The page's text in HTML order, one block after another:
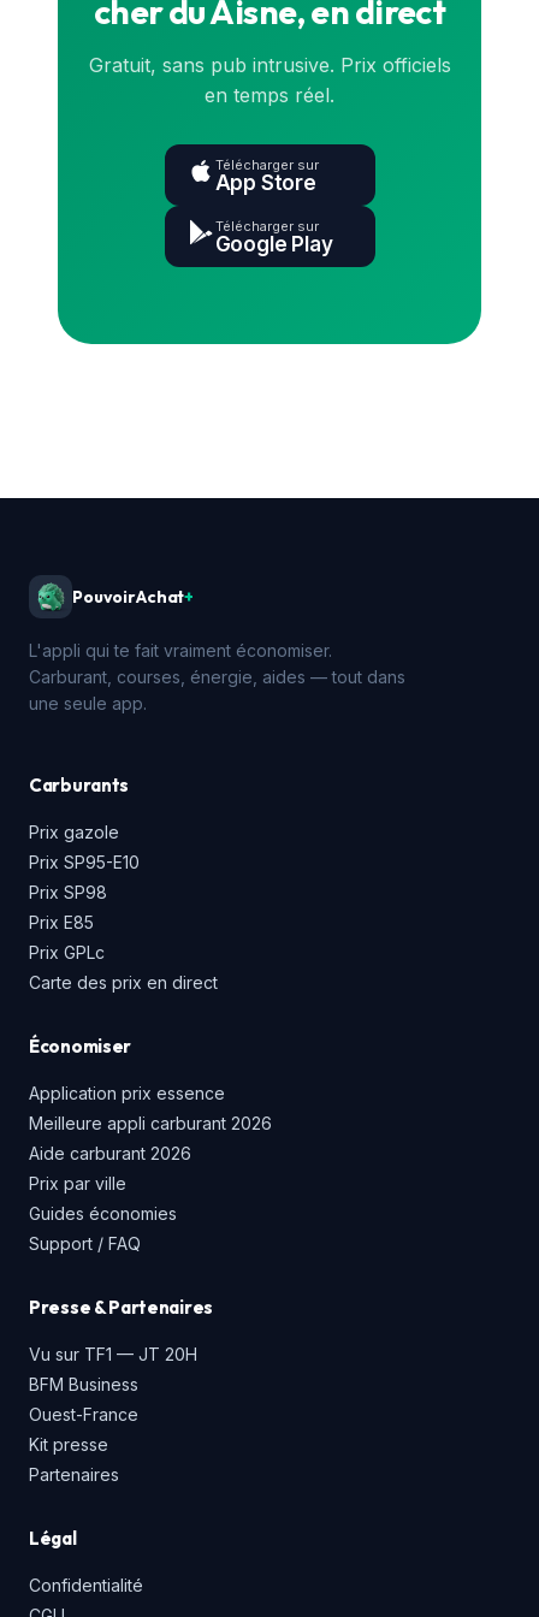
cher du Aisne, en direct
Gratuit, sans pub intrusive. Prix officiels
en temps réel.
Télécharger sur
App Store
Télécharger sur
Google Play
PouvoirAchat+
L'appli qui te fait vraiment économiser.
Carburant, courses, énergie, aides — tout dans
une seule app.
Carburants
Prix gazole
Prix SP95-E10
Prix SP98
Prix E85
Prix GPLc
Carte des prix en direct
Économiser
Application prix essence
Meilleure appli carburant 2026
Aide carburant 2026
Prix par ville
Guides économies
Support / FAQ
Presse & Partenaires
Vu sur TF1 — JT 20H
BFM Business
Ouest-France
Kit presse
Partenaires
Légal
Confidentialité